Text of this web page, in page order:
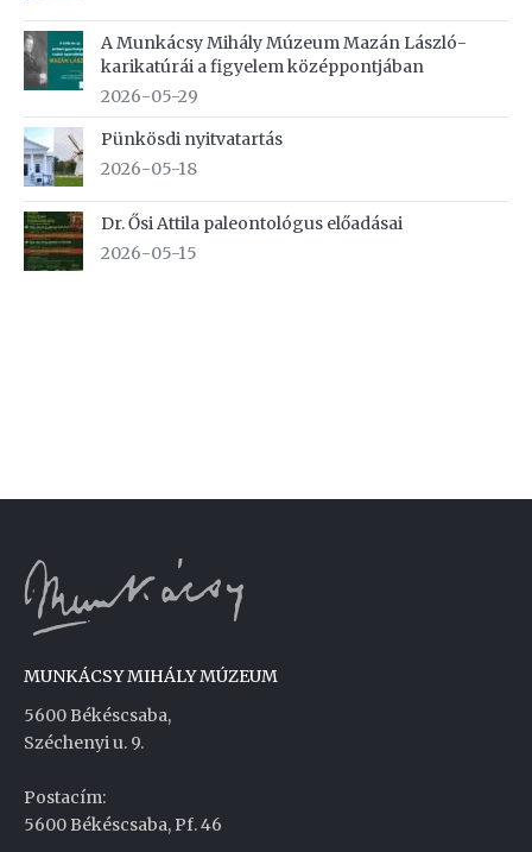
A Munkácsy Mihály Múzeum Mazán László-
karikatúrái a figyelem középpontjában
2026-05-29
Pünkösdi nyitvatartás
2026-05-18
Dr. Ősi Attila paleontológus előadásai
2026-05-15
MUNKÁCSY MIHÁLY MÚZEUM
5600 Békéscsaba,
Széchenyi u. 9.
Postacím:
5600 Békéscsaba, Pf. 46